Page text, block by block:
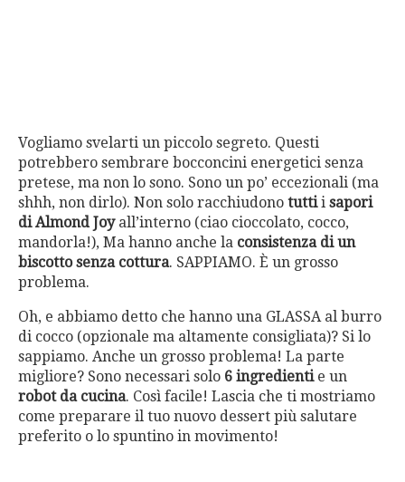
Vogliamo svelarti un piccolo segreto. Questi
potrebbero sembrare bocconcini energetici senza
pretese, ma non lo sono. Sono un po’ eccezionali (ma
shhh, non dirlo). Non solo racchiudono tuttii sapori
di Almond Joyall’interno (ciao cioccolato, cocco,
mandorla!), Ma hanno anche la consistenza di un
biscotto senza cottura. SAPPIAMO. È un grosso
problema.
Oh, e abbiamo detto che hanno una GLASSA al burro
di cocco (opzionale ma altamente consigliata)? Si lo
sappiamo. Anche un grosso problema! La parte
migliore? Sono necessari solo 6 ingredientie un
robot da cucina. Così facile! Lascia che ti mostriamo
come preparare il tuo nuovo dessert più salutare
preferito o lo spuntino in movimento!